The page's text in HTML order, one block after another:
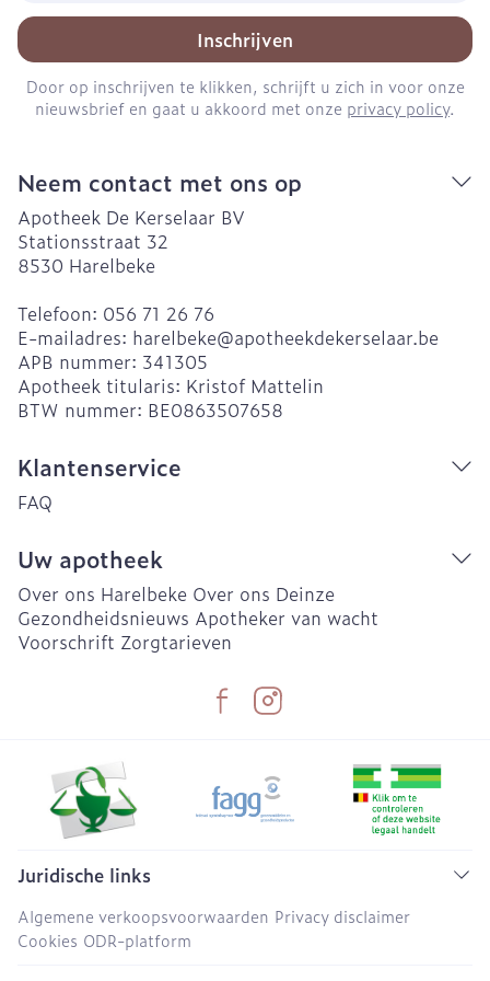
Inschrijven
Door op inschrijven te klikken, schrijft u zich in voor onze
nieuwsbrief en gaat u akkoord met onze privacy policy.
Neem contact met ons op
Apotheek De Kerselaar BV
Stationsstraat 32
8530 Harelbeke
Telefoon: 056 71 26 76
E-mailadres: harelbeke@apotheekdekerselaar.be
APB nummer: 341305
Apotheek titularis: Kristof Mattelin
BTW nummer: BE0863507658
Klantenservice
FAQ
Uw apotheek
Over ons Harelbeke Over ons Deinze
Gezondheidsnieuws Apotheker van wacht
Voorschrift Zorgtarieven
Juridische links
Algemene verkoopsvoorwaarden Privacy disclaimer
Cookies ODR-platform